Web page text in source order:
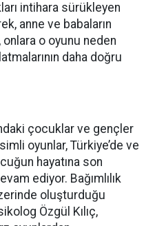
intihara sürükleyen
anne ve babaların
onlara o oyunu neden
daha doğru
çocuklar ve gençler
oyunlar, Türkiye’de ve
hayatına son
ediyor. Bağımlılık
oluşturduğu
Özgül Kılıç,